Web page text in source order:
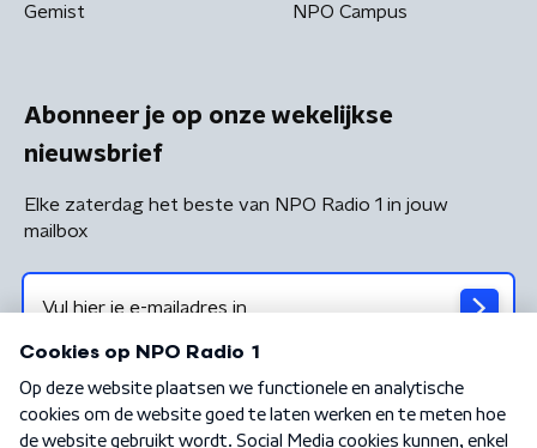
Gemist NPO Campus
Abonneer je op onze wekelijkse
nieuwsbrief
Elke zaterdag het beste van NPO Radio 1 in jouw
mailbox